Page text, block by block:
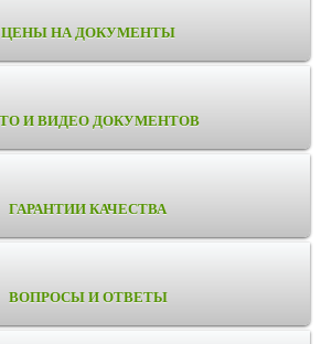
ЦЕНЫ НА ДОКУМЕНТЫ
И ВИДЕО ДОКУМЕНТОВ
ГАРАНТИИ КАЧЕСТВА
ВОПРОСЫ И ОТВЕТЫ